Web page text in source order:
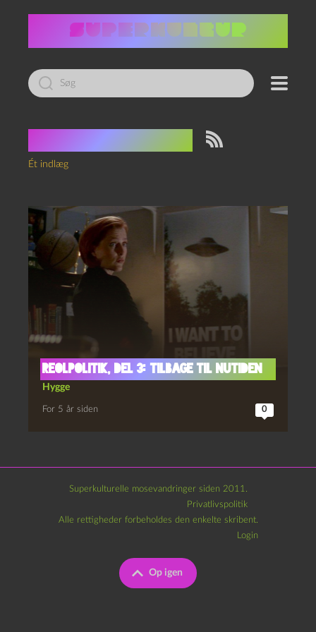
Led
efter:
exopolitik
Ét indlæg
Reolpolitik, del 3: Tilbage til nutiden
Hygge
For 5 år siden 0
Superkulturelle mosevandringer siden 2011.
Privatlivspolitik
Op igen
Alle rettigheder forbeholdes den enkelte skribent.
Login